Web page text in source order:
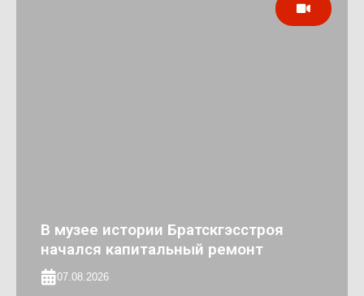
В музее истории Братскгэсстроя
начался капитальный ремонт
07.08.2026